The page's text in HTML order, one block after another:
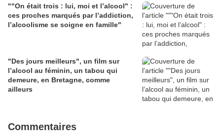
""On était trois : lui, moi et l’alcool" :
ces proches marqués par l’addiction,
l’alcoolisme se soigne en famille"
"Des jours meilleurs", un film sur
l’alcool au féminin, un tabou qui
demeure, en Bretagne, comme
ailleurs
Commentaires